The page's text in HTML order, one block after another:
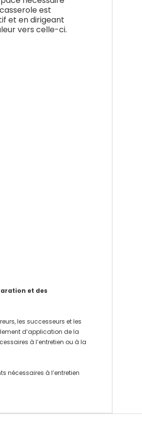
est
et en dirigeant
vers celle-ci.
et des
les successeurs et les
d’application de la
à l’entretien ou à la
nécessaires à l’entretien